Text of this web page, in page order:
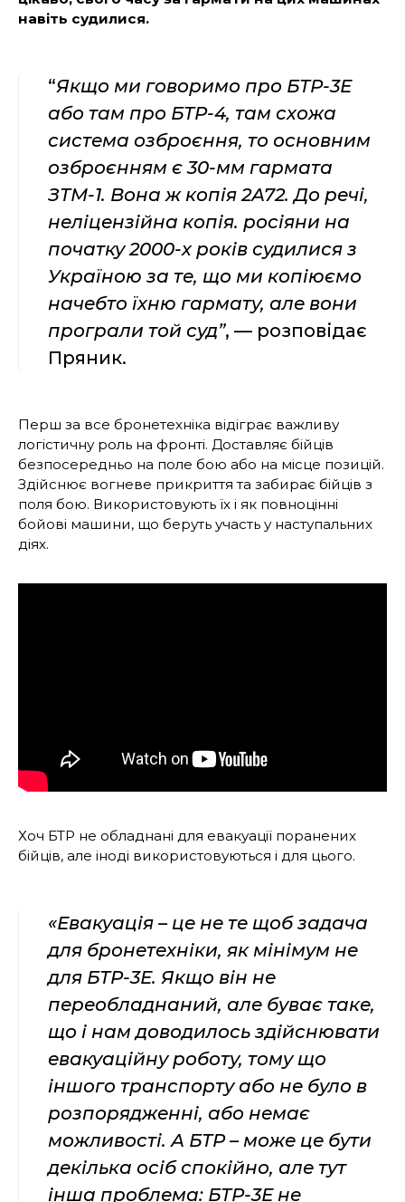
навіть судилися.
“Якщо ми говоримо про БТР-3Е
або там про БТР-4, там схожа
система озброєння, то основним
озброєнням є 30-мм гармата
ЗТМ-1. Вона ж копія 2А72. До речі,
неліцензійна копія. росіяни на
початку 2000-х років судилися з
Україною за те, що ми копіюємо
начебто їхню гармату, але вони
програли той суд”, — розповідає
Пряник.
Перш за все бронетехніка відіграє важливу
логістичну роль на фронті. Доставляє бійців
безпосередньо на поле бою або на місце позицій.
Здійснює вогневе прикриття та забирає бійців з
поля бою. Використовують їх і як повноцінні
бойові машини, що беруть участь у наступальних
діях.
Хоч БТР не обладнані для евакуації поранених
бійців, але іноді використовуються і для цього.
«Евакуація – це не те щоб задача
для бронетехніки, як мінімум не
для БТР-3Е. Якщо він не
переобладнаний, але буває таке,
що і нам доводилось здійснювати
евакуаційну роботу, тому що
іншого транспорту або не було в
розпорядженні, або немає
можливості. А БТР – може це бути
декілька осіб спокійно, але тут
інша проблема: БТР-3Е не